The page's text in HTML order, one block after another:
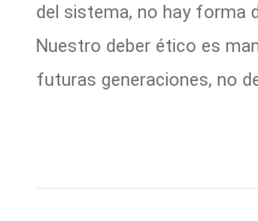
del sistema, no hay forma
Nuestro deber ético es
futuras generaciones, no